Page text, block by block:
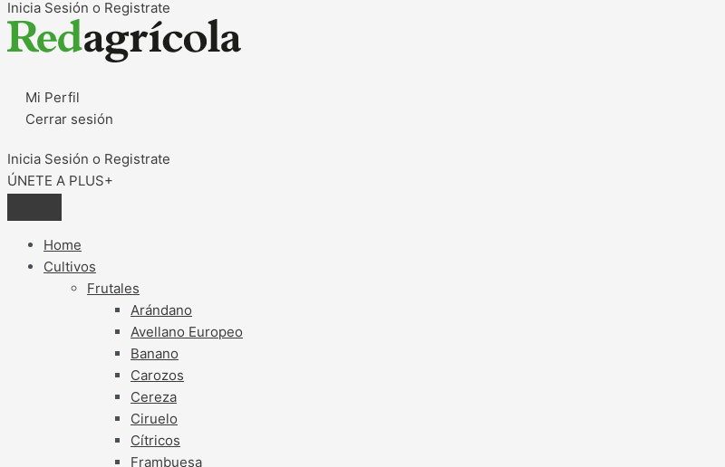
Inicia Sesión o Registrate
Mi Perfil
Cerrar sesión
Inicia Sesión o Registrate
ÚNETE A PLUS+
Home
Cultivos
Frutales
Arándano
Avellano Europeo
Banano
Carozos
Cereza
Ciruelo
Cítricos
Frambuesa